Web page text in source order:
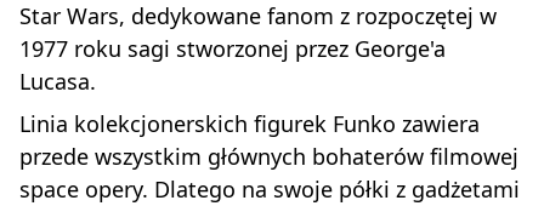
Star Wars, dedykowane fanom z rozpoczętej w
1977 roku sagi stworzonej przez George'a
Lucasa.
Linia kolekcjonerskich figurek Funko zawiera
przede wszystkim głównych bohaterów filmowej
space opery. Dlatego na swoje półki z gadżetami